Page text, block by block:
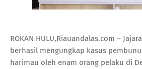
ROKAN HULU,Riauandalas.com –
berhasil mengungkap kasus
harimau oleh enam orang pelaku di